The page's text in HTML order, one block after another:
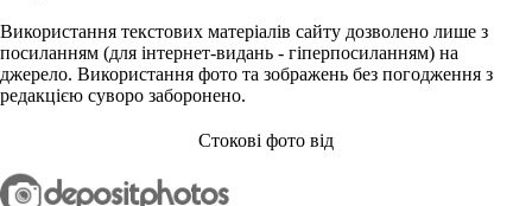
Використання текстових матеріалів сайту дозволено лише з
посиланням (для інтернет-видань - гіперпосиланням) на
джерело. Використання фото та зображень без погодження з
редакцією суворо заборонено.
Стокові фото від